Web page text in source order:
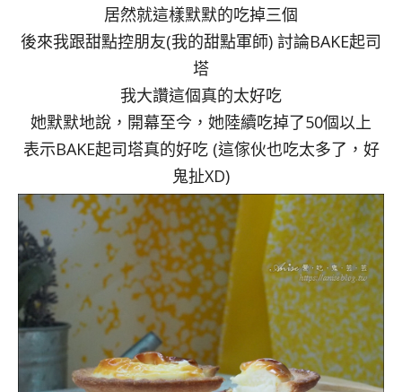
居然就這樣默默的吃掉三個
後來我跟甜點控朋友(我的甜點軍師) 討論BAKE起司
塔
我大讚這個真的太好吃
她默默地說，開幕至今，她陸續吃掉了50個以上
表示BAKE起司塔真的好吃 (這傢伙也吃太多了，好
鬼扯XD)